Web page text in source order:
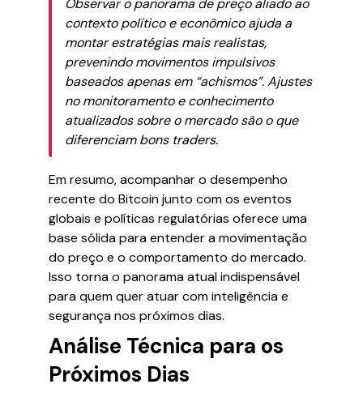
Observar o panorama de preço aliado ao
contexto político e econômico ajuda a
montar estratégias mais realistas,
prevenindo movimentos impulsivos
baseados apenas em “achismos”. Ajustes
no monitoramento e conhecimento
atualizados sobre o mercado são o que
diferenciam bons traders.
Em resumo, acompanhar o desempenho
recente do Bitcoin junto com os eventos
globais e políticas regulatórias oferece uma
base sólida para entender a movimentação
do preço e o comportamento do mercado.
Isso torna o panorama atual indispensável
para quem quer atuar com inteligência e
segurança nos próximos dias.
Análise Técnica para os
Próximos Dias